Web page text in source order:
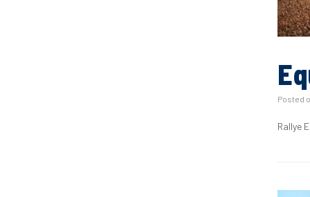
Posted
Rallye